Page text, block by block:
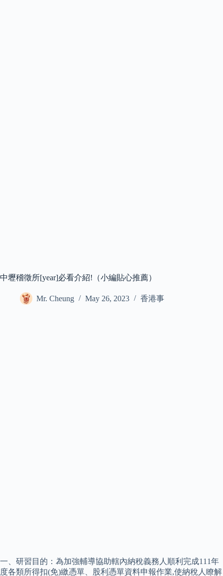
中壢稽徵所[year]必看介紹!（小編貼心推薦）
Mr. Cheung May 26, 2023 香港事
一、研習目的：為加強輔導協助轄內納稅義務人順利完成111年
度各類所得扣(免)繳憑單、股利憑單資料申報作業,使納稅人瞭解